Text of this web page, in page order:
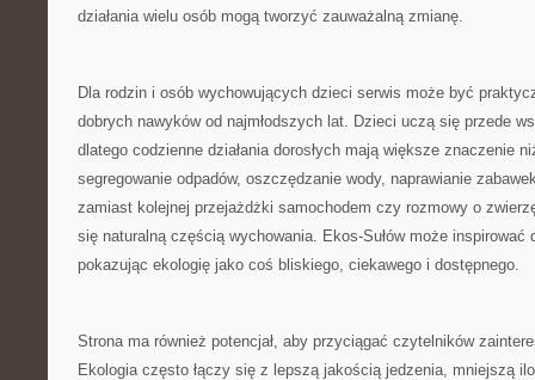
działania wielu osób mogą tworzyć zauważalną zmianę.
Dla rodzin i osób wychowujących dzieci serwis może być
dobrych nawyków od najmłodszych lat. Dzieci uczą się przede
dlatego codzienne działania dorosłych mają większe znaczenie
segregowanie odpadów, oszczędzanie wody, naprawianie
zamiast kolejnej przejażdżki samochodem czy rozmowy o
się naturalną częścią wychowania. Ekos-Sułów może inspirować
pokazując ekologię jako coś bliskiego, ciekawego i dostępnego.
Strona ma również potencjał, aby przyciągać czytelników
Ekologia często łączy się z lepszą jakością jedzenia, mniejszą